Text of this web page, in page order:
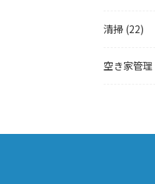
清掃 (22)
空き家管理